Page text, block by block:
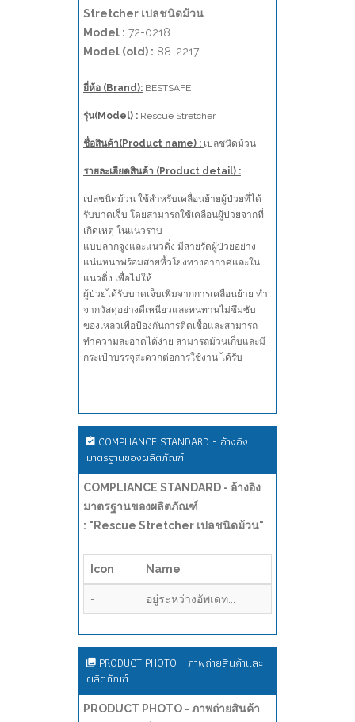
Stretcher เปลชนิดม้วน
Model : 72-0218
Model (old) : 88-2217
ยี่ห้อ (Brand): BESTSAFE
รุ่น(Model) : Rescue Stretcher
ชื่อสินค้า(Product name) : เปลชนิดม้วน
รายละเอียดสินค้า (Product detail) :
เปลชนิดม้วน ใช้สำหรับเคลื่อนย้ายผู้ป่วยที่ได้
รับบาดเจ็บ โดยสามารถใช้เคลื่อนผู้ป่วยจากที่
เกิดเหตุ ในแนวราบ
แบบลากจูงและแนวดิ่ง มีสายรัดผู้ป่วยอย่าง
แน่นหนาพร้อมสายหิ้วโยงทางอากาศและใน
แนวดิ่ง เพื่อไม่ให้
ผู้ป่วยได้รับบาดเจ็บเพิ่มจากการเคลื่อนย้าย ทำ
จากวัสดุอย่างดีเหนียวและทนทานไม่ซึมซับ
ของเหลวเพื่อป้องกันการติดเชื้อและสามารถ
ทำความสะอาดได้ง่าย สามารถม้วนเก็บและมี
กระเป๋าบรรจุสะดวกต่อการใช้งาน ได้รับ
COMPLIANCE STANDARD - อ้างอิง
มาตรฐานของผลิตภัณฑ์
COMPLIANCE STANDARD - อ้างอิง
มาตรฐานของผลิตภัณฑ์
: "Rescue Stretcher เปลชนิดม้วน"
Icon Name
- อยู่ระหว่างอัพเดท...
PRODUCT PHOTO - ภาพถ่ายสินค้าและ
ผลิตภัณฑ์
PRODUCT PHOTO - ภาพถ่ายสินค้า